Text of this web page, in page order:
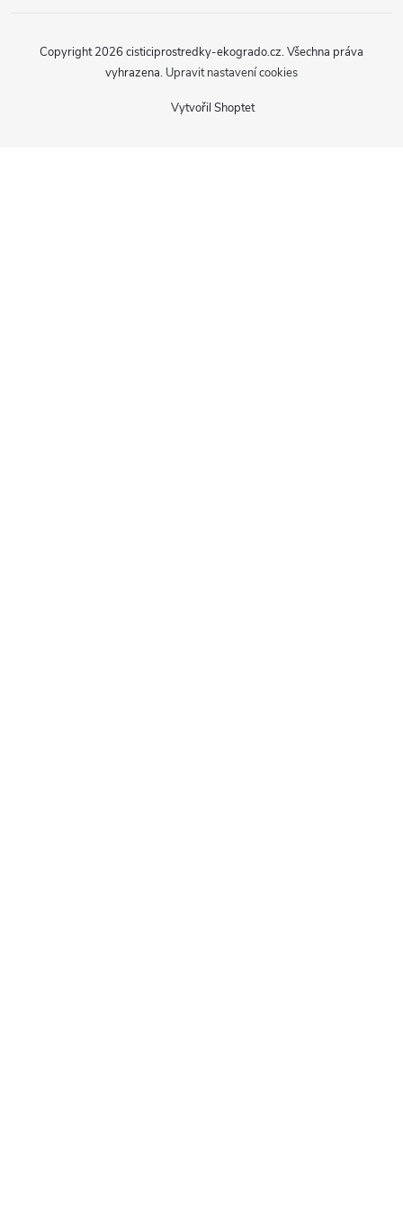
Vytvořil Shoptet
Copyright 2026 cisticiprostredky-ekogrado.cz. Všechna práva
vyhrazena. Upravit nastavení cookies